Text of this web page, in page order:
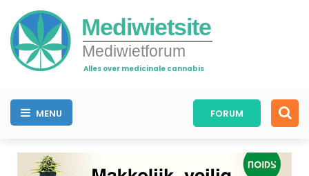
Mediwietsite
Mediwietforum
Alles over medicinale cannabis
MENU FORUM